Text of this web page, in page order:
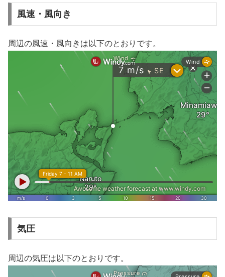
風速・風向き
周辺の風速・風向きは以下のとおりです。
気圧
周辺の気圧は以下のとおりです。